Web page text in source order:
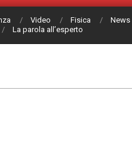
Video Fisica News
La parola all’esperto